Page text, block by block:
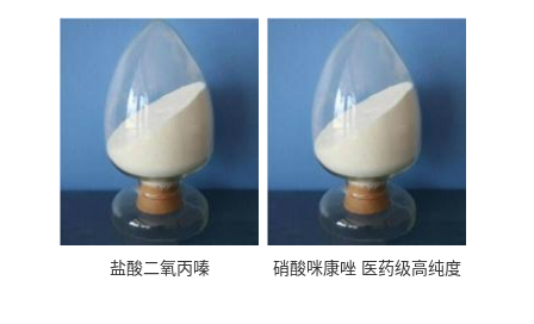
盐酸二氧丙嗪
硝酸咪康唑 医药级高纯度